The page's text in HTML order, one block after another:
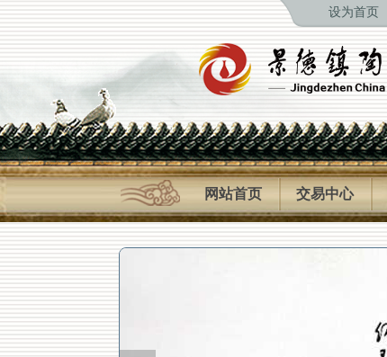
设为首页
网站首页 交易中心